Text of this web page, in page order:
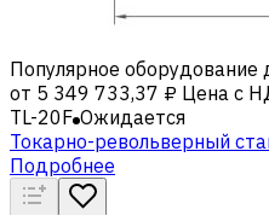
Популярное оборудование
от 5 349 733,37 ₽ Цена с
TL-20F Ожидается
Токарно-револьверный
Подробнее